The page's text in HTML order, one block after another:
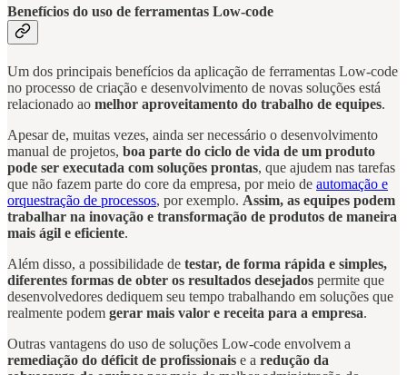
Benefícios do uso de ferramentas Low-code
Um dos principais benefícios da aplicação de ferramentas Low-code
no processo de criação e desenvolvimento de novas soluções está
relacionado ao melhor aproveitamento do trabalho de equipes.
Apesar de, muitas vezes, ainda ser necessário o desenvolvimento
manual de projetos, boa parte do ciclo de vida de um produto
pode ser executada com soluções prontas, que ajudem nas tarefas
que não fazem parte do core da empresa, por meio de automação e
orquestração de processos, por exemplo. Assim, as equipes podem
trabalhar na inovação e transformação de produtos de maneira
mais ágil e eficiente.
Além disso, a possibilidade de testar, de forma rápida e simples,
diferentes formas de obter os resultados desejados permite que
desenvolvedores dediquem seu tempo trabalhando em soluções que
realmente podem gerar mais valor e receita para a empresa.
Outras vantagens do uso de soluções Low-code envolvem a
remediação do déficit de profissionais e a redução da